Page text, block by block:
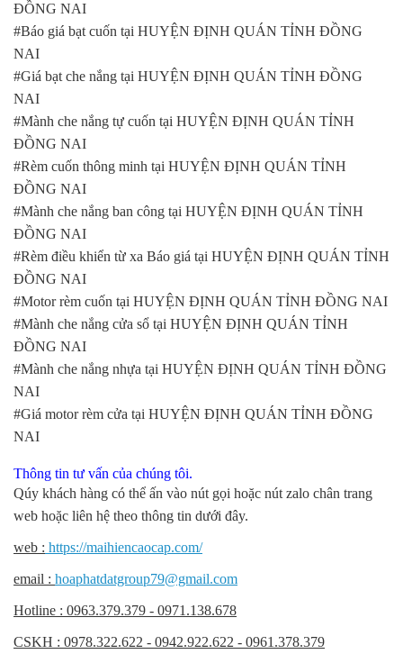
ĐỒNG NAI
#Báo giá bạt cuốn tại HUYỆN ĐỊNH QUÁN TỈNH ĐỒNG
NAI
#Giá bạt che nắng tại HUYỆN ĐỊNH QUÁN TỈNH ĐỒNG
NAI
#Mành che nắng tự cuốn tại HUYỆN ĐỊNH QUÁN TỈNH
ĐỒNG NAI
#Rèm cuốn thông minh tại HUYỆN ĐỊNH QUÁN TỈNH
ĐỒNG NAI
#Mành che nắng ban công tại HUYỆN ĐỊNH QUÁN TỈNH
ĐỒNG NAI
#Rèm điều khiển từ xa Báo giá tại HUYỆN ĐỊNH QUÁN TỈNH
ĐỒNG NAI
#Motor rèm cuốn tại HUYỆN ĐỊNH QUÁN TỈNH ĐỒNG NAI
#Mành che nắng cửa sổ tại HUYỆN ĐỊNH QUÁN TỈNH
ĐỒNG NAI
#Mành che nắng nhựa tại HUYỆN ĐỊNH QUÁN TỈNH ĐỒNG
NAI
#Giá motor rèm cửa tại HUYỆN ĐỊNH QUÁN TỈNH ĐỒNG
NAI
Thông tin tư vấn của chúng tôi.
Qúy khách hàng có thể ấn vào nút gọi hoặc nút zalo chân trang
web hoặc liên hệ theo thông tin dưới đây.
web : https://maihiencaocap.com/
email : hoaphatdatgroup79@gmail.com
Hotline : 0963.379.379 - 0971.138.678
CSKH : 0978.322.622 - 0942.922.622 - 0961.378.379